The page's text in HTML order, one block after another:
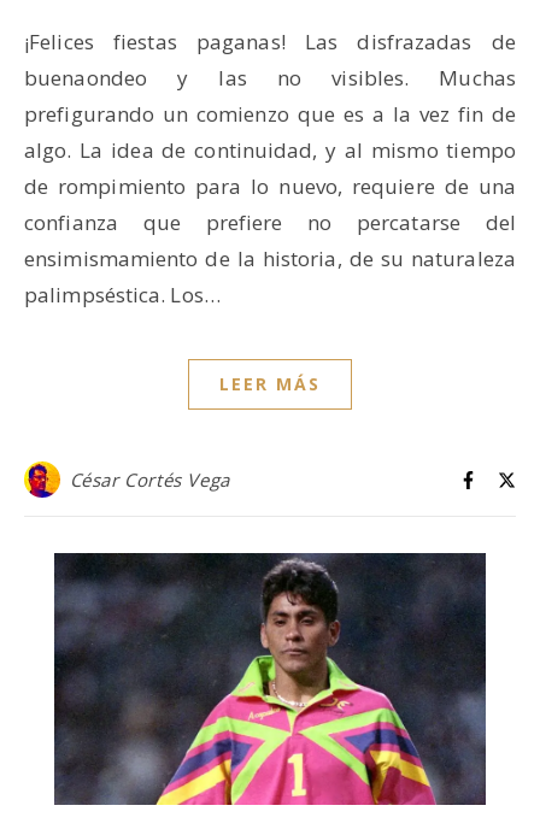
¡Felices fiestas paganas! Las disfrazadas de
buenaondeo y las no visibles. Muchas
prefigurando un comienzo que es a la vez fin de
algo. La idea de continuidad, y al mismo tiempo
de rompimiento para lo nuevo, requiere de una
confianza que prefiere no percatarse del
ensimismamiento de la historia, de su naturaleza
palimpséstica. Los…
LEER MÁS
César Cortés Vega